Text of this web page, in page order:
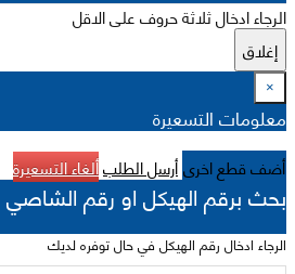
الرجاء ادخال ثلاثة حروف على الاقل
إغلاق
×
معلومات التسعيرة
أضف قطع اخرىأرسل الطلبألغاء التسعيرة
بحث برقم الهيكل او رقم الشاصي
الرجاء ادخال رقم الهيكل في حال توفره لديك